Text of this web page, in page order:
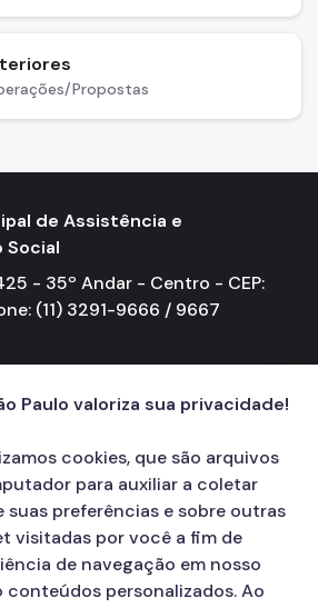
(OAT)
Continuada (BPC)
Propostas
de Assistência e
Social
- 35º Andar - Centro - CEP:
(11) 3291-9666 / 9667
Paulo valoriza sua privacidade!
cookies, que são arquivos
para auxiliar a coletar
suas preferências e sobre outras
visitadas por você a fim de
de navegação em nosso
conteúdos personalizados. Ao